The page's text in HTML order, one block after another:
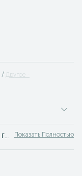
Другое -
Другие вакансии в сфере домашнего персонала Гулистан ⭐работа в квартирах и загородных домах ⮞⮞ OLX.uz Гулистан Показать Полностью